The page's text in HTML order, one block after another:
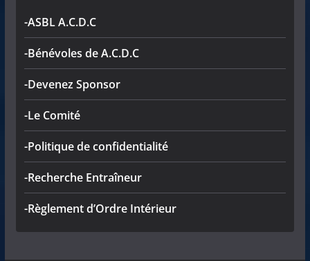
-ASBL A.C.D.C
-Bénévoles de A.C.D.C
-Devenez Sponsor
-Le Comité
-Politique de confidentialité
-Recherche Entraîneur
-Règlement d’Ordre Intérieur